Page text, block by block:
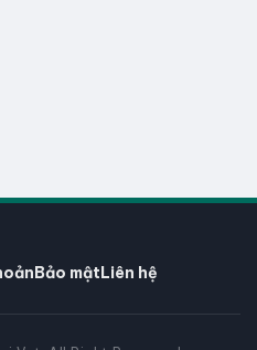
Bảo mậtLiên hệ